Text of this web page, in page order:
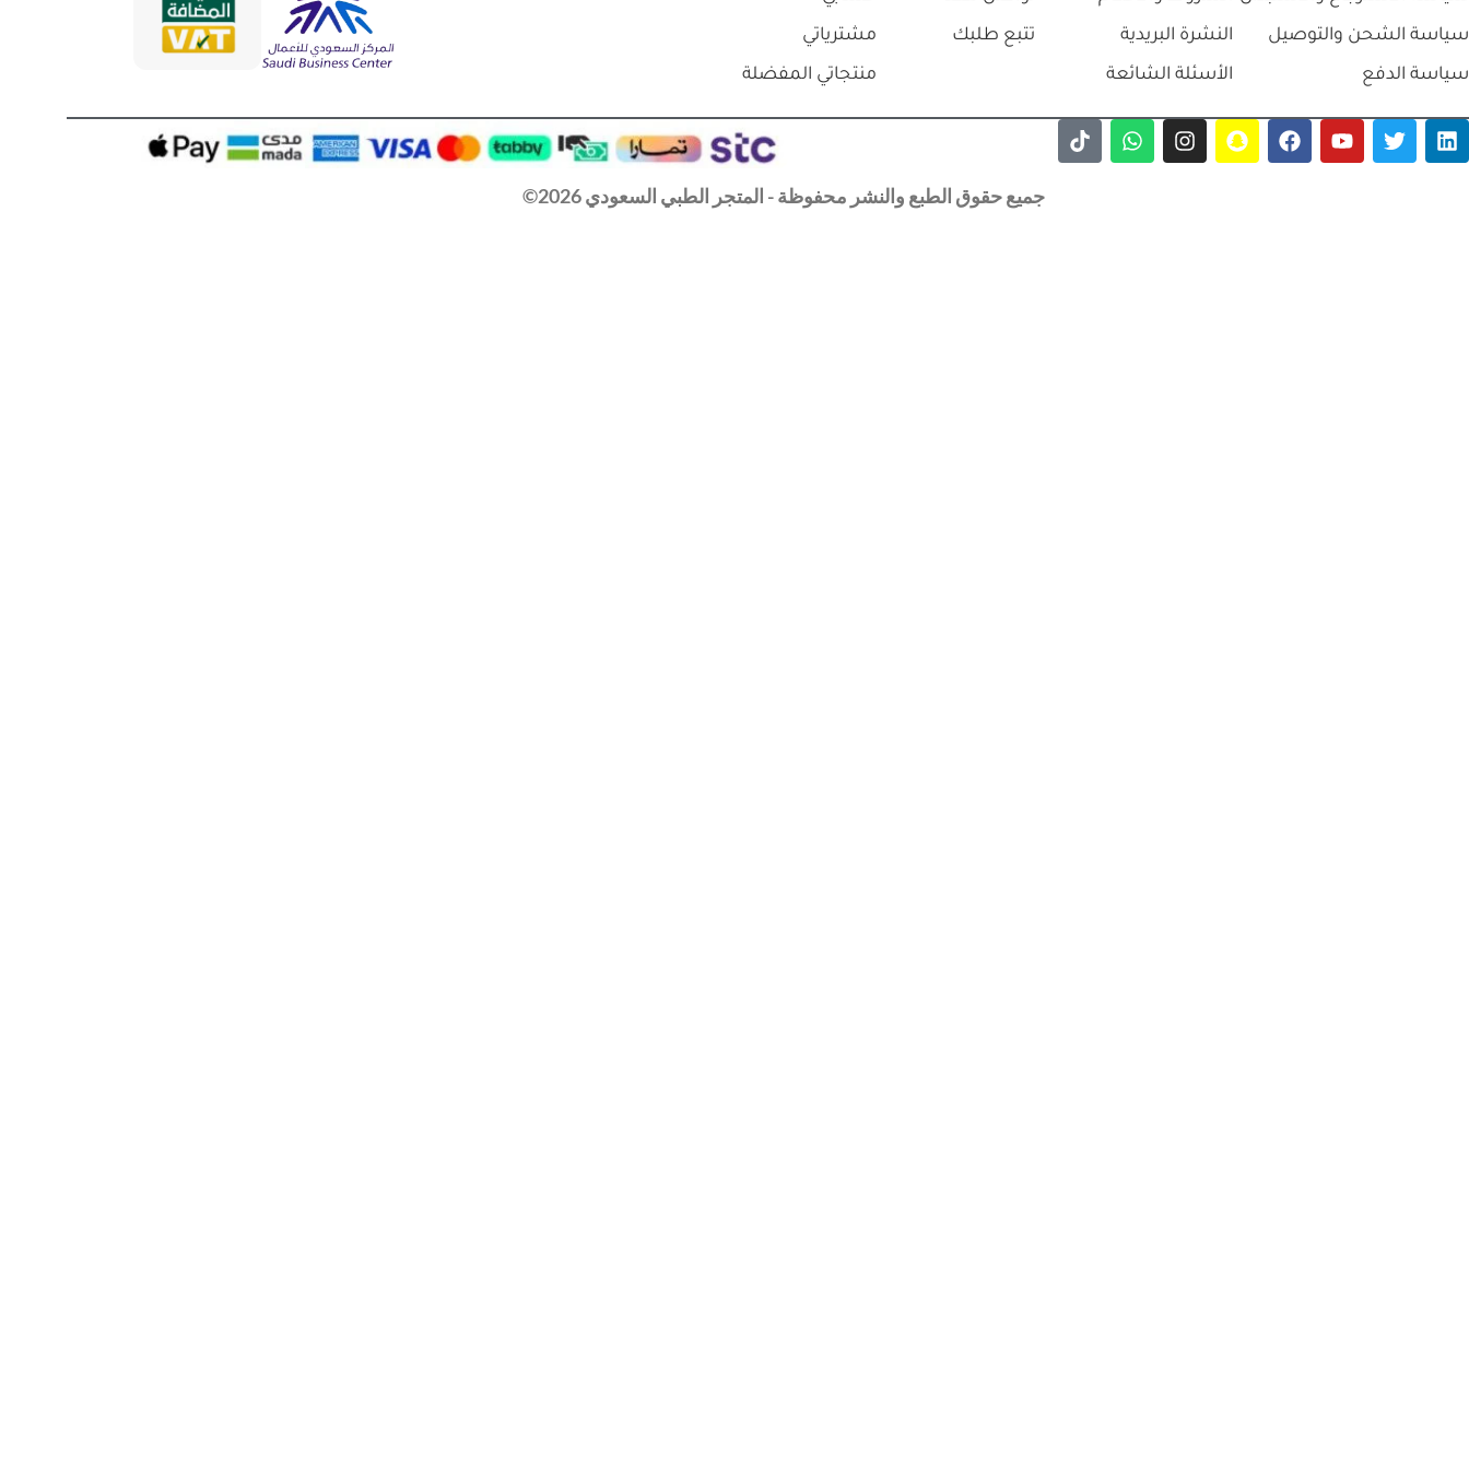
سياسة الشحن والتوصيل
سياسة الدفع
النشرة البريدية
الأسئلة الشائعة
تتبع طلبك
مشترياتي
منتجاتي المفضلة
جميع حقوق الطبع والنشر محفوظة - المتجر الطبي السعودي 2026©